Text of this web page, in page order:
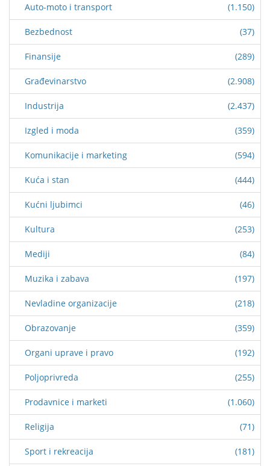
Auto-moto i transport (1.150)
Bezbednost (37)
Finansije (289)
Građevinarstvo (2.908)
Industrija (2.437)
Izgled i moda (359)
Komunikacije i marketing (594)
Kuća i stan (444)
Kućni ljubimci (46)
Kultura (253)
Mediji (84)
Muzika i zabava (197)
Nevladine organizacije (218)
Obrazovanje (359)
Organi uprave i pravo (192)
Poljoprivreda (255)
Prodavnice i marketi (1.060)
Religija (71)
Sport i rekreacija (181)